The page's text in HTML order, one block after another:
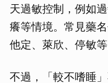
天過敏控制，例如
癢等情境。常見藥
他定、萊欣、停敏等
不過，「較不嗜睡